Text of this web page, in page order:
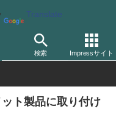
Translate
検索 Impressサイト
フラッシュ）
ト製品に取り付け